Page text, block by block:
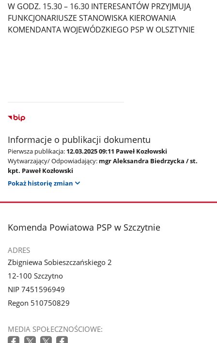
W GODZ. 15.30 – 16.30 INTERESANTÓW PRZYJMUJĄ
FUNKCJONARIUSZE STANOWISKA KIEROWANIA
KOMENDANTA WOJEWÓDZKIEGO PSP W OLSZTYNIE
Informacje o publikacji dokumentu
Pierwsza publikacja: 12.03.2025 09:11 Paweł Kozłowski
Wytwarzający/ Odpowiadający: mgr Aleksandra Biedrzycka / st.
kpt. Paweł Kozłowski
Pokaż historię zmian
stopka
Komenda Powiatowa PSP w Szczytnie
ADRES
Zbigniewa Sobieszczańskiego 2
12-100 Szczytno
NIP 7451596949
Regon 510750829
MEDIA SPOŁECZNOŚCIOWE: